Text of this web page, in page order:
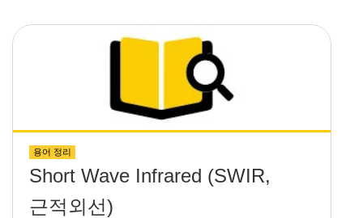
용어 정리
Short Wave Infrared (SWIR,
근적외선)